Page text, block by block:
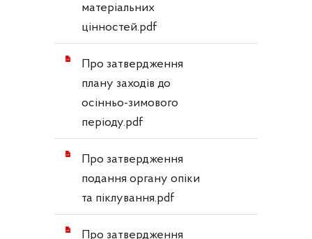
матеріальних
цінностей.pdf
Про затвердження
плану заходів до
осінньо-зимового
періоду.pdf
Про затвердження
подання органу опіки
та піклування.pdf
Про затвердження